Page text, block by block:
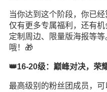
当你达到这个阶段，你已
仅有更多专属福利，还有
定制周边、限量版海报等
哦！🎁
👑16-20级：巅峰对决，荣
最高级别的粉丝团成员，可